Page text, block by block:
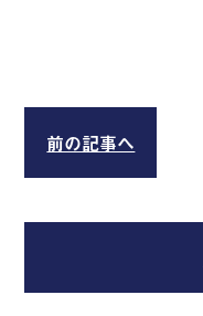
前の記事へ